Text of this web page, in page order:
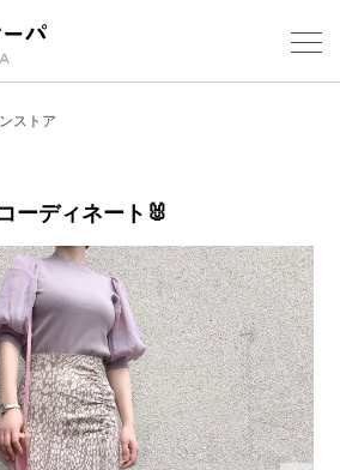
ストア
ーディネート🐰
フロア
ショッ
レスト
施設案内